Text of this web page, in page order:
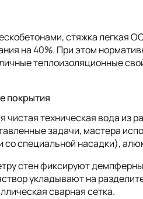
стяжка
на 40%. При этом
теплоизоляционные
покрытия
чистая техническая вода из
задачи, мастера
специальной насадки),
стен фиксируют
укладывают на
сварная сетка.